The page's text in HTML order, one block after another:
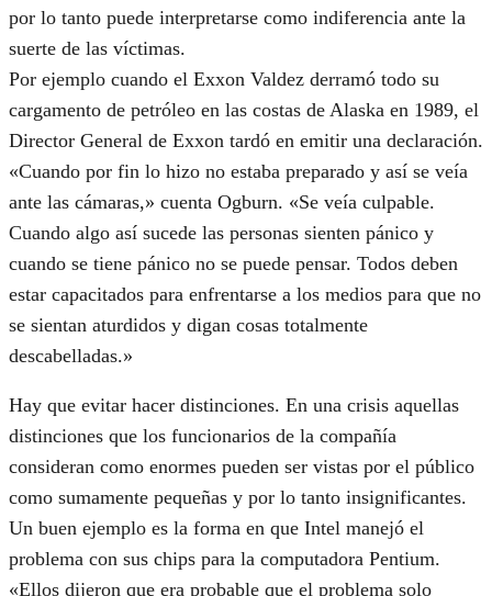
por lo tanto puede interpretarse como indiferencia ante la
suerte de las víctimas.
Por ejemplo cuando el Exxon Valdez derramó todo su
cargamento de petróleo en las costas de Alaska en 1989, el
Director General de Exxon tardó en emitir una declaración.
«Cuando por fin lo hizo no estaba preparado y así se veía
ante las cámaras,» cuenta Ogburn. «Se veía culpable.
Cuando algo así sucede las personas sienten pánico y
cuando se tiene pánico no se puede pensar. Todos deben
estar capacitados para enfrentarse a los medios para que no
se sientan aturdidos y digan cosas totalmente
descabelladas.»
Hay que evitar hacer distinciones. En una crisis aquellas
distinciones que los funcionarios de la compañía
consideran como enormes pueden ser vistas por el público
como sumamente pequeñas y por lo tanto insignificantes.
Un buen ejemplo es la forma en que Intel manejó el
problema con sus chips para la computadora Pentium.
«Ellos dijeron que era probable que el problema solo